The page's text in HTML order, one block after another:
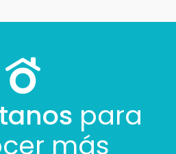
para
más
gestión de clientes.